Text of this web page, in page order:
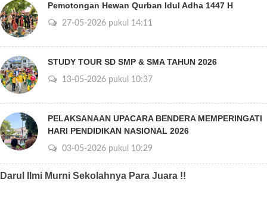
Pemotongan Hewan Qurban Idul Adha 1447 H
27-05-2026 pukul 14:11
STUDY TOUR SD SMP & SMA TAHUN 2026
13-05-2026 pukul 10:37
PELAKSANAAN UPACARA BENDERA MEMPERINGATI
HARI PENDIDIKAN NASIONAL 2026
03-05-2026 pukul 10:29
Darul Ilmi Murni Sekolahnya Para Juara !!